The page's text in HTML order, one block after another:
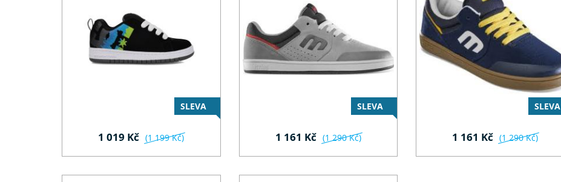
SLEVA
1 019 Kč (1 199 Kč)
SLEVA
1 161 Kč (1 290 Kč)
SLEVA
1 161 Kč (1 290 Kč)